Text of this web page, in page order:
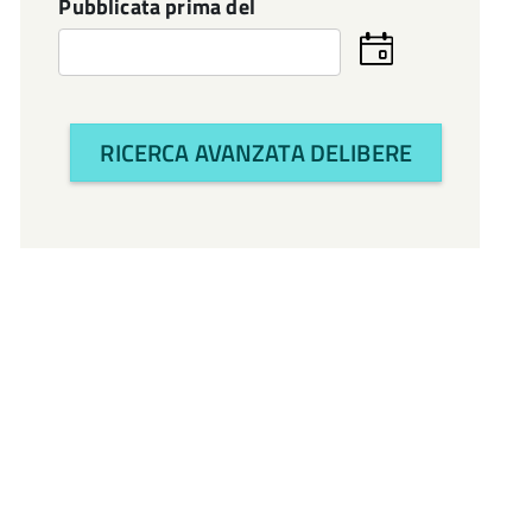
Pubblicata prima del
Seleziona
la
RICERCA AVANZATA DELIBERE